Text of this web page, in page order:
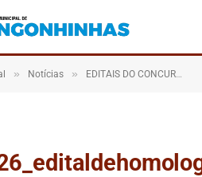
» Notícias » EDITAIS DO CONCURSO PÚBLICO DA PREFEITURA MUNICIPAL DE CONGONHINHAS